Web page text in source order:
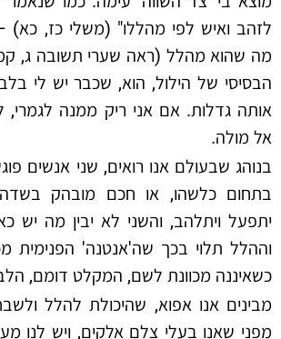
לזהב ואיש לפי מהללו" (משלי כז, כא)
מה שהוא מהלל (ראה שערי תשובה ג,
הבסיסי של הילול, הוא, שכבר יש לי
אותה גדלות. אם אני ריק ממנה
אל מולה.
בנוהג שבעולם אנו רואים, שני אנשים
בתחום כלשהו, או חכם מובהק
יתפעל ויתלהב, והשני לא יבין מה יש
וההלל תלוי בכך שה'אנטנה' הפנימית
כשאיננה מכוונת לשם, המקלט דומם,
מבינים אנו אפוא, שהיכולת להלל
מפני שאנו בעלי צלם אלקים, ויש לנו